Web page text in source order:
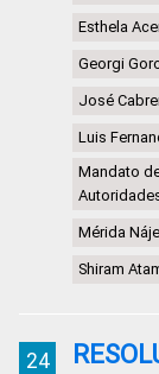
Esthela
Georgi
José
Luis
Mandato
Mérida
Shiram
24